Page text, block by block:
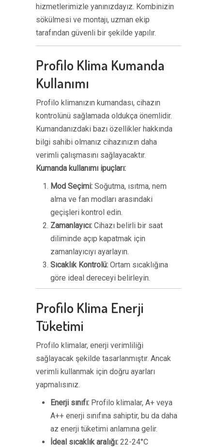
hizmetlerimizle yanınızdayız. Kombinizin
sökülmesi ve montajı, uzman ekip
tarafından güvenli bir şekilde yapılır.
Profilo Klima Kumanda
Kullanımı
Profilo klimanızın kumandası, cihazın
kontrolünü sağlamada oldukça önemlidir.
Kumandanızdaki bazı özellikler hakkında
bilgi sahibi olmanız cihazınızın daha
verimli çalışmasını sağlayacaktır.
Kumanda kullanımı ipuçları:
Mod Seçimi: Soğutma, ısıtma, nem
alma ve fan modları arasındaki
geçişleri kontrol edin.
Zamanlayıcı: Cihazı belirli bir saat
diliminde açıp kapatmak için
zamanlayıcıyı ayarlayın.
Sıcaklık Kontrolü: Ortam sıcaklığına
göre ideal dereceyi belirleyin.
Profilo Klima Enerji
Tüketimi
Profilo klimalar, enerji verimliliği
sağlayacak şekilde tasarlanmıştır. Ancak
verimli kullanmak için doğru ayarları
yapmalısınız.
Enerji sınıfı: Profilo klimalar, A+ veya
A++ enerji sınıfına sahiptir, bu da daha
az enerji tüketimi anlamına gelir.
İdeal sıcaklık aralığı: 22-24°C